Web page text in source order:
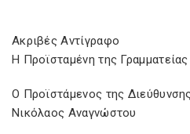
Ακριβές
Η Προϊσταμένη της Γραμματείας
Ο Προϊστάμενος της
Νικόλαος Αναγνώστου